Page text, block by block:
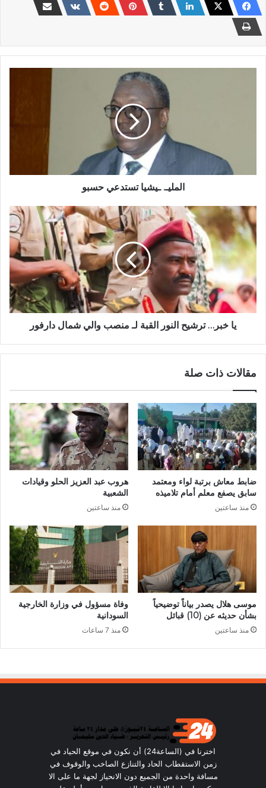
المليـ. ـيشيا تستدعي حسبو
يا
خبر…
ترشيح
النور
القبة
لـ
منصب
والي
شمال
يا خبر… ترشيح النور القبة لـ منصب والي شمال دارفور
مقالات ذات صلة
ضابط معاش برتبة لواء ومعتمد
سابق يصفع معلم أمام تلاميذه
منذ ساعتين
هروب عبد العزيز الحلو وقيادات
الشعبية
منذ ساعتين
موسى هلال يصدر بياناً توضيحياً
بشأن حديثه عن (10) قبائل
منذ ساعتين
وفاة مسؤول في وزارة الخارجية
السودانية
منذ 7 ساعات
اخترنا في (الساعة24) أن نكون في موقع الحياد في
زمن الاستقطاب الحاد والتنازع الصاخب والوقوف في
مسافة واحدة من الجميع دون الانحياز لجهة ما على الا